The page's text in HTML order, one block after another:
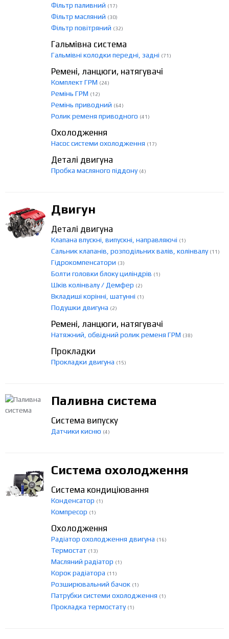
Фільтр паливний (17)
Фільтр масляний (30)
Фільтр повітряний (32)
Гальмівна система
Гальмівні колодки передні, задні (71)
Ремені, ланцюги, натягувачі
Комплект ГРМ (24)
Ремінь ГРМ (12)
Ремінь приводний (64)
Ролик ременя приводного (41)
Охолодження
Насос системи охолодження (17)
Деталі двигуна
Пробка масляного піддону (4)
Двигун
Деталі двигуна
Клапана впускні, випускні, направляючі (1)
Сальник клапанів, розподільних валів, колінвалу (11)
Гідрокомпенсатори (3)
Болти головки блоку циліндрів (1)
Шків колінвалу / Демфер (2)
Вкладиші корінні, шатунні (1)
Подушки двигуна (2)
Ремені, ланцюги, натягувачі
Натяжний, обвідний ролик ременя ГРМ (38)
Прокладки
Прокладки двигуна (15)
Паливна система
Система випуску
Датчики кисню (4)
Система охолодження
Система кондиціювання
Конденсатор (1)
Компресор (1)
Охолодження
Радіатор охолодження двигуна (16)
Термостат (13)
Масляний радіатор (1)
Корок радіатора (11)
Розширювальний бачок (1)
Патрубки системи охолодження (1)
Прокладка термостату (1)